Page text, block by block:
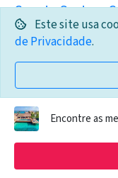
Encontre as
Cenote Suytun:
perfeita
Cenotes em
CATEGORIA Cenotes
TAGS
Este site usa
de Privacidade.